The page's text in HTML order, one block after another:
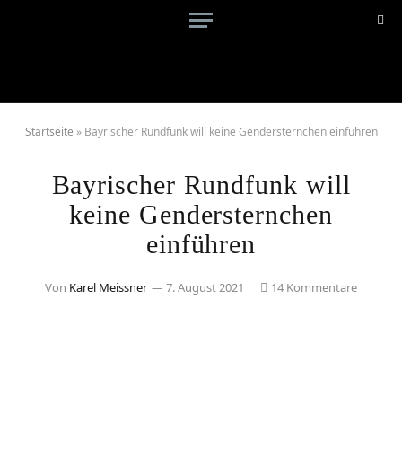
Startseite » Bayrischer Rundfunk will keine Gendersternchen einführen
Bayrischer Rundfunk will
keine Gendersternchen
einführen
Von Karel Meissner 7. August 2021 14 Kommentare